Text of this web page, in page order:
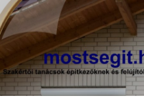
mostsegit.hu
Szakértői tanácsok
a